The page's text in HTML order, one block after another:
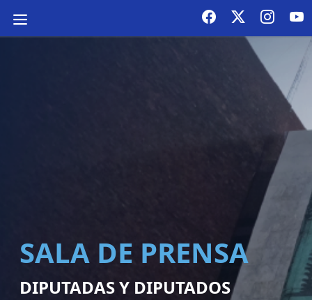
SALA DE PRENSA
DIPUTADAS Y DIPUTADOS